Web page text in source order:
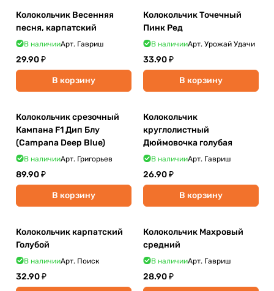
Колокольчик Весенняя
песня, карпатский
В наличииАрт. Гавриш
29.90 ₽
В корзину
Колокольчик Точечный
Пинк Ред
В наличииАрт. Урожай Удачи
33.90 ₽
В корзину
Колокольчик срезочный
Кампана F1 Дип Блу
(Campana Deep Bluе)
В наличииАрт. Григорьев
89.90 ₽
В корзину
Колокольчик
круглолистный
Дюймовочка голубая
В наличииАрт. Гавриш
26.90 ₽
В корзину
Колокольчик карпатский
Голубой
В наличииАрт. Поиск
32.90 ₽
Колокольчик Махровый
средний
В наличииАрт. Гавриш
28.90 ₽